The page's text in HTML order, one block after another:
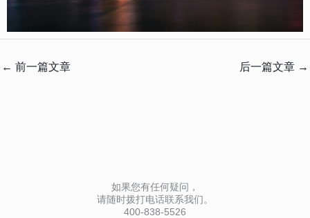
← 前一篇文章 后一篇文章 →
如果您有任何疑问，
请随时拨打电话联系我们。
400-838-5526